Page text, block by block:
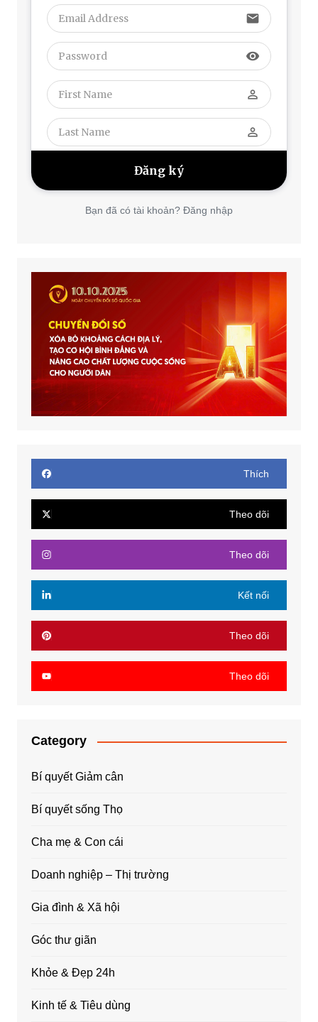
email
visibility
perm_identity
perm_identity
Bạn đã có tài khoản? Đăng nhập
Thích
Theo dõi
Theo dõi
Kết nối
Theo dõi
Theo dõi
Category
Bí quyết Giảm cân
Bí quyết sống Thọ
Cha mẹ & Con cái
Doanh nghiệp – Thị trường
Gia đình & Xã hội
Góc thư giãn
Khỏe & Đẹp 24h
Kinh tế & Tiêu dùng